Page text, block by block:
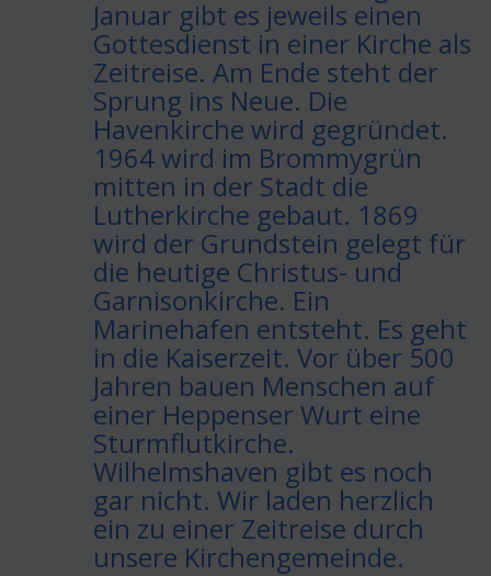
Januar gibt es jeweils einen
Gottesdienst in einer Kirche als
Zeitreise. Am Ende steht der
Sprung ins Neue. Die
Havenkirche wird gegründet.
1964 wird im Brommygrün
mitten in der Stadt die
Lutherkirche gebaut. 1869
wird der Grundstein gelegt für
die heutige Christus- und
Garnisonkirche. Ein
Marinehafen entsteht. Es geht
in die Kaiserzeit. Vor über 500
Jahren bauen Menschen auf
einer Heppenser Wurt eine
Sturmflutkirche.
Wilhelmshaven gibt es noch
gar nicht. Wir laden herzlich
ein zu einer Zeitreise durch
unsere Kirchengemeinde.